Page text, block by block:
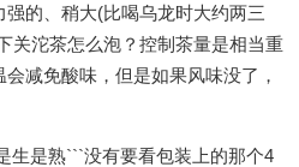
的、稍大(比喝乌龙时大约两三
关沱茶怎么泡？控制茶量是相当重
减免酸味，但是如果风味没了，
生是熟```没有要看包装上的那个4